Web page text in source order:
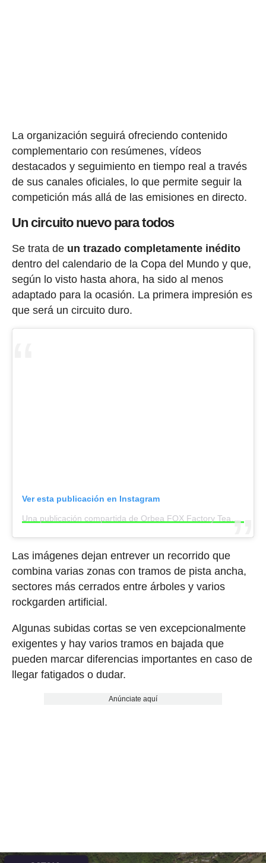
La organización seguirá ofreciendo contenido
complementario con resúmenes, vídeos
destacados y seguimiento en tiempo real a través
de sus canales oficiales, lo que permite seguir la
competición más allá de las emisiones en directo.
Un circuito nuevo para todos
Se trata de un trazado completamente inédito
dentro del calendario de la Copa del Mundo y que,
según lo visto hasta ahora, ha sido al menos
adaptado para la ocasión. La primera impresión es
que será un circuito duro.
Ver esta publicación en Instagram
Las imágenes dejan entrever un recorrido que
combina varias zonas con tramos de pista ancha,
sectores más cerrados entre árboles y varios
rockgarden artificial.
Algunas subidas cortas se ven excepcionalmente
exigentes y hay varios tramos en bajada que
pueden marcar diferencias importantes en caso de
llegar fatigados o dudar.
Anúnciate aquí